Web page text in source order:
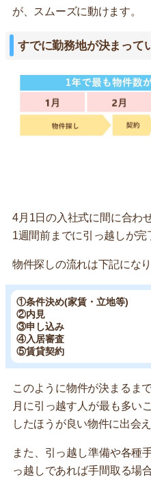
が、スムーズに動けます。
すでに勤務地が決まって
4月1日の入社式に間に合わ
1週間前までに引っ越しが完
物件探しの流れは下記になり
①条件決め(家賃・立地等)
②内見
③申し込み
④入居審査
⑤賃貸契約
このように物件が決まるま
月に引っ越す人が最も多い
したほうが良い物件に出会
また、引っ越し準備や各種
っ越しであれば手間取る場